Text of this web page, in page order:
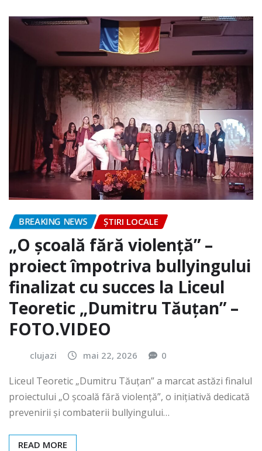
BREAKING NEWS ȘTIRI LOCALE
„O școală fără violență” –
proiect împotriva bullyingului
finalizat cu succes la Liceul
Teoretic „Dumitru Tăuțan” –
FOTO.VIDEO
clujazi mai 22, 2026 0
Liceul Teoretic „Dumitru Tăuțan” a marcat astăzi finalul
proiectului „O școală fără violență”, o inițiativă dedicată
prevenirii și combaterii bullyingului…
READ MORE